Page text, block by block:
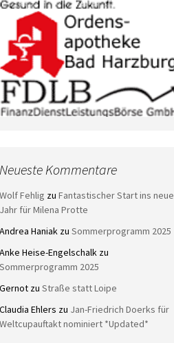
Neueste Kommentare
Wolf Fehlig zu Fantastischer Start ins neue
Jahr für Milena Protte
Andrea Haniak zu Sommerprogramm 2025
Anke Heise-Engelschalk zu
Sommerprogramm 2025
Gernot zu Straße statt Loipe
Claudia Ehlers zu Jan-Friedrich Doerks für
Weltcupauftakt nominiert *Updated*